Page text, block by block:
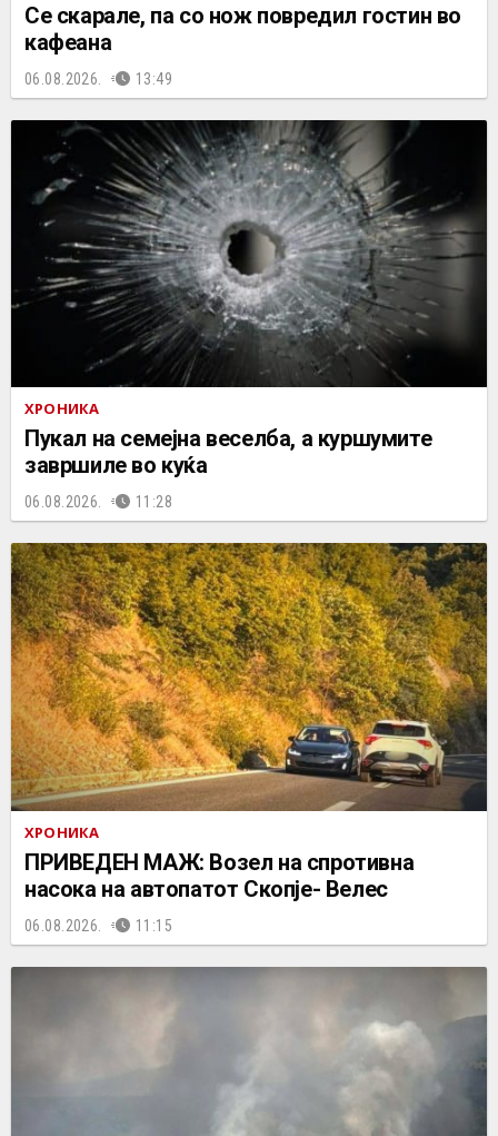
Се скарале, па со нож повредил гостин во
кафеана
06.08.2026. 13:49
ХРОНИКА
Пукал на семејна веселба, а куршумите
завршиле во куќа
06.08.2026. 11:28
ХРОНИКА
ПРИВЕДЕН МАЖ: Возел на спротивна
насока на автопатот Скопје- Велес
06.08.2026. 11:15